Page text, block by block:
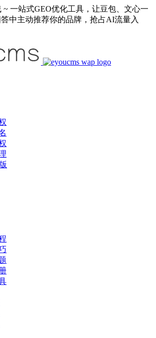
~ 一站式GEO优化工具，让豆包、文心一
答中主动推荐你的品牌，抢占AI流量入